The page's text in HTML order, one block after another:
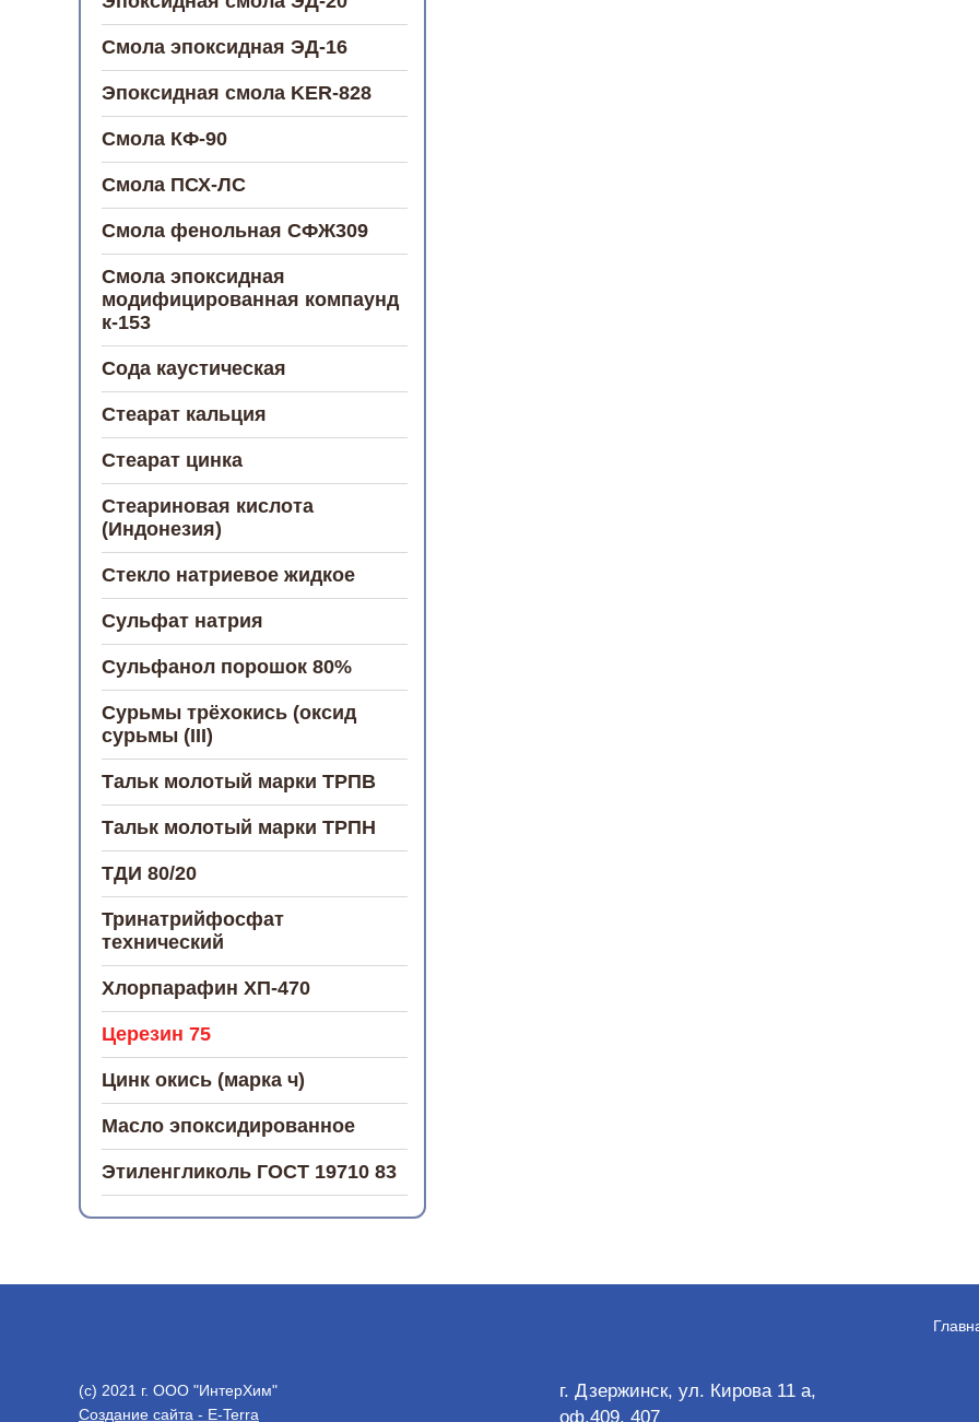
Смола эпоксидная ЭД-16
Эпоксидная смола KER-828
Смола КФ-90
Смола ПСХ-ЛС
Смола фенольная СФЖ309
Смола эпоксидная
модифицированная компаунд
к-153
Сода каустическая
Стеарат кальция
Стеарат цинка
Стеариновая кислота
(Индонезия)
Стекло натриевое жидкое
Сульфат натрия
Сульфанол порошок 80%
Сурьмы трёхокись (оксид
сурьмы (III)
Тальк молотый марки ТРПВ
Тальк молотый марки ТРПН
ТДИ 80/20
Тринатрийфосфат
технический
Хлорпарафин ХП-470
Церезин 75
Цинк окись (марка ч)
Масло эпоксидированное
Этиленгликоль ГОСТ 19710 83
(с) 2021 г. ООО "ИнтерХим"
Создание сайта - E-Terra
г. Дзержинск, ул. Кирова 11 а,
оф.409, 407